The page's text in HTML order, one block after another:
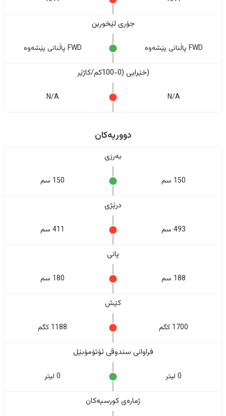
جۆری لێخورین
FWD پاڵنانی پێشەوە FWD پاڵنانی پێشەوە
(خێرایی (0-100کم/کاژێر
N/A
N/A
دووریەکان
بەرزی
150 سم 150 سم
درێژی
493 سم 411 سم
پانی
188 سم 180 سم
کێش
1700 کگم 1188 کگم
فراوانی سندوقی ئۆتۆمۆبێل
0 لیتر 0 لیتر
ژمارەی کورسیەکان